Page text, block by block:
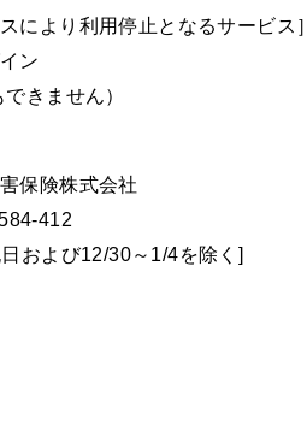
により利用停止となるサービス］
ン
きません）
保険株式会社
412
および12/30～1/4を除く]